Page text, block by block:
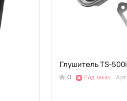
Глушитель TS-500i
0 Под заказ Арт.